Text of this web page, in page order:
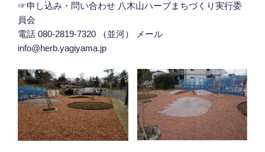
☞申し込み・問い合わせ 八木山ハーブまちづくり実行委
員会
電話 080-2819-7320 （並河） メール
info@herb.yagiyama.jp